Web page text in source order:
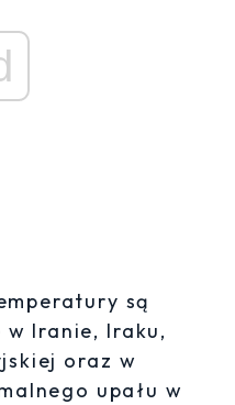
są
Iranie, Iraku,
oraz w
upału w